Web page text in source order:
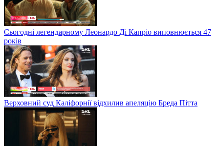
Сьогодні легендарному Леонардо Ді Капріо виповнюється 47
років
Верховний суд Каліфорнії відхилив апеляцію Бреда Пітта